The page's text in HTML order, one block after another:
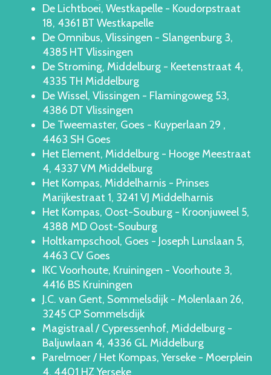
De Lichtboei, Westkapelle - Koudorpstraat
18, 4361 BT Westkapelle
De Omnibus, Vlissingen - Slangenburg 3,
4385 HT Vlissingen
De Stroming, Middelburg - Keetenstraat 4,
4335 TH Middelburg
De Wissel, Vlissingen - Flamingoweg 53,
4386 DT Vlissingen
De Tweemaster, Goes - Kuyperlaan 29 ,
4463 SH Goes
Het Element, Middelburg - Hooge Meestraat
4, 4337 VM Middelburg
Het Kompas, Middelharnis - Prinses
Marijkestraat 1, 3241 VJ Middelharnis
Het Kompas, Oost-Souburg - Kroonjuweel 5,
4388 MD Oost-Souburg
Holtkampschool, Goes - Joseph Lunslaan 5,
4463 CV Goes
IKC Voorhoute, Kruiningen - Voorhoute 3,
4416 BS Kruiningen
J.C. van Gent, Sommelsdijk - Molenlaan 26,
3245 CP Sommelsdijk
Magistraal / Cypressenhof, Middelburg -
Baljuwlaan 4, 4336 GL Middelburg
Parelmoer / Het Kompas, Yerseke - Moerplein
4, 4401 HZ Yerseke